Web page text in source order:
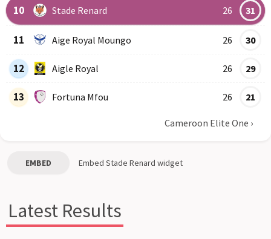
10 Stade Renard 26 31
11 Aige Royal Moungo 26 30
12 Aigle Royal 26 29
13 Fortuna Mfou 26 21
Cameroon Elite One ›
EMBED Embed Stade Renard widget
Latest Results